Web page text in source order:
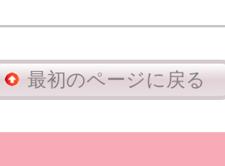
最初のページに戻る